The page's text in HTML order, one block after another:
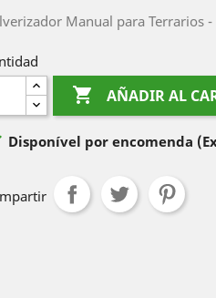
Manual para Terrarios -
 AÑADIR AL
Disponível por encomenda